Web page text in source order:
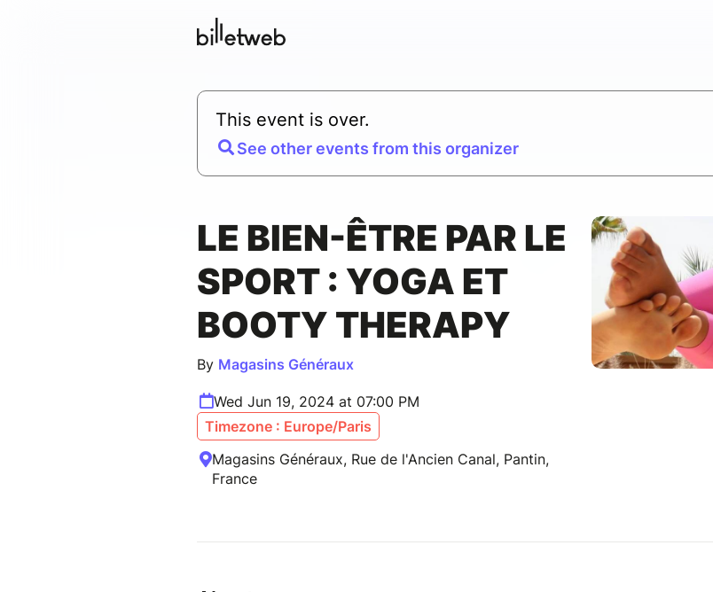
This event is over.
See other events from this organizer
LE BIEN-ÊTRE PAR LE
SPORT : YOGA ET
BOOTY THERAPY
By Magasins Généraux
Wed Jun 19, 2024 at 07:00 PM
Timezone : Europe/Paris
Magasins Généraux, Rue de l'Ancien Canal, Pantin,
France